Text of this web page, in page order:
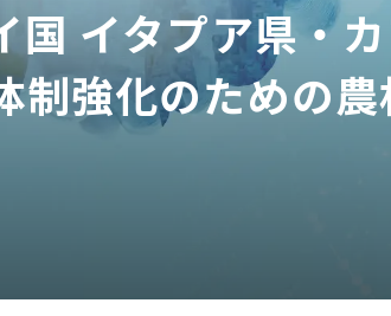
国 イタプア県・
制強化のための